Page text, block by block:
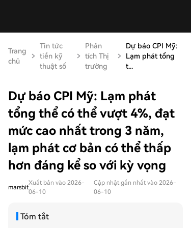
Trang
chủ
Tin tức
tiền kỹ
thuật số
Phân
tích Thị
trường
Dự báo CPI Mỹ:
Lạm phát tổng
t...
Dự báo CPI Mỹ: Lạm phát
tổng thể có thể vượt 4%, đạt
mức cao nhất trong 3 năm,
lạm phát cơ bản có thể thấp
hơn đáng kể so với kỳ vọng
marsbit
Xuất bản vào 2026-
06-10
Cập nhật gần nhất vào 2026-
06-10
Tóm tắt